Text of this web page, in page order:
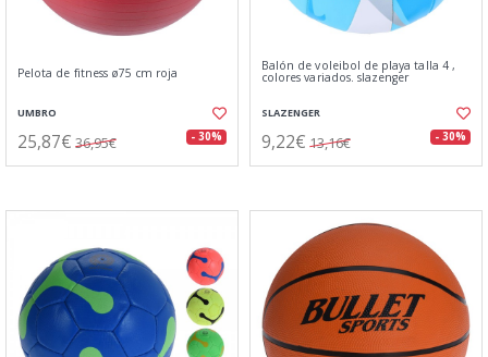
Pelota de fitness ø75 cm roja
UMBRO
25,87€ 36,95€ - 30%
Balón de voleibol de playa talla 4 ,
colores variados. slazenger
SLAZENGER
9,22€ 13,16€ - 30%